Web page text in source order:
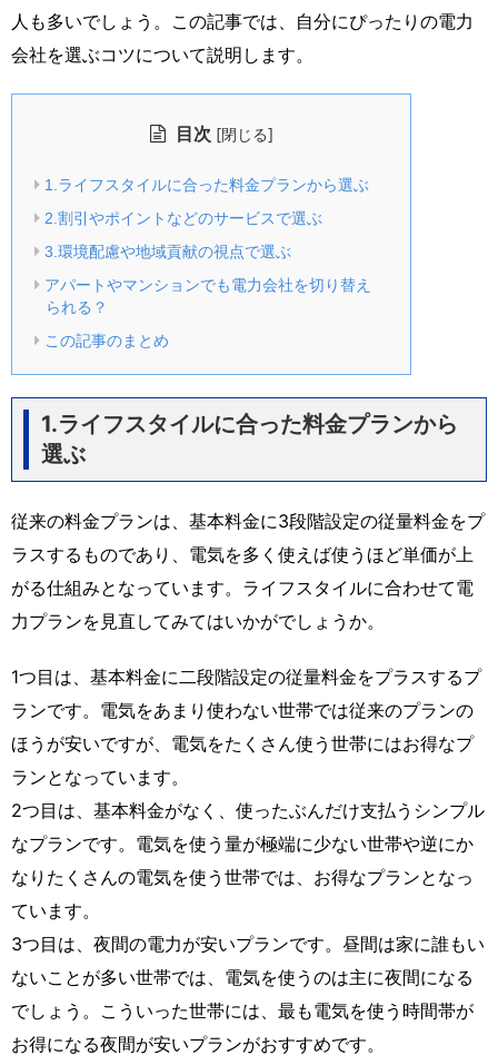
人も多いでしょう。この記事では、自分にぴったりの電力
会社を選ぶコツについて説明します。
目次 [閉じる]
1.ライフスタイルに合った料金プランから選ぶ
2.割引やポイントなどのサービスで選ぶ
3.環境配慮や地域貢献の視点で選ぶ
アパートやマンションでも電力会社を切り替え
られる？
この記事のまとめ
1.ライフスタイルに合った料金プランから
選ぶ
従来の料金プランは、基本料金に3段階設定の従量料金をプ
ラスするものであり、電気を多く使えば使うほど単価が上
がる仕組みとなっています。ライフスタイルに合わせて電
力プランを見直してみてはいかがでしょうか。
1つ目は、基本料金に二段階設定の従量料金をプラスするプ
ランです。電気をあまり使わない世帯では従来のプランの
ほうが安いですが、電気をたくさん使う世帯にはお得なプ
ランとなっています。
2つ目は、基本料金がなく、使ったぶんだけ支払うシンプル
なプランです。電気を使う量が極端に少ない世帯や逆にか
なりたくさんの電気を使う世帯では、お得なプランとなっ
ています。
3つ目は、夜間の電力が安いプランです。昼間は家に誰もい
ないことが多い世帯では、電気を使うのは主に夜間になる
でしょう。こういった世帯には、最も電気を使う時間帯が
お得になる夜間が安いプランがおすすめです。